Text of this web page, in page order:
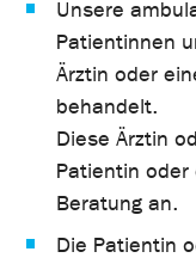
Unsere
Patientinnen
Ärztin oder
behandelt.
Diese Ärztin
Patientin oder
Beratung an.
Die Patientin